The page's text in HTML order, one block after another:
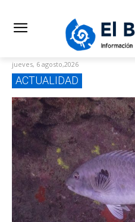
jueves, 6 agosto,2026
ACTUALIDAD